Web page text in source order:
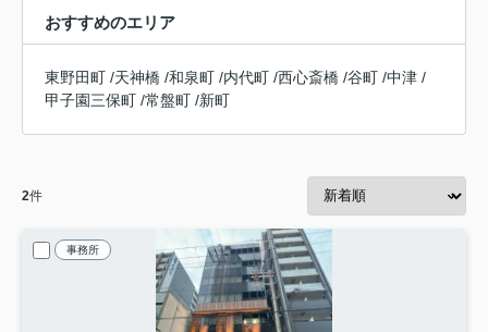
おすすめのエリア
東野田町 /天神橋 /和泉町 /内代町 /西心斎橋 /谷町 /中津 /
甲子園三保町 /常盤町 /新町
2件
事務所